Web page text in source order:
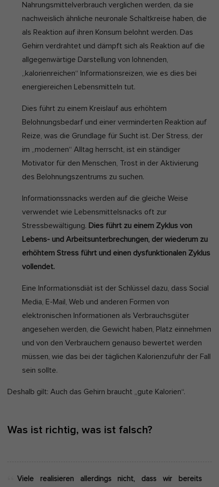
Nahrungsmittelverbrauch verglichen werden, da sie
nachweislich ähnliche neuronale Schaltkreise haben, die
als Reaktion auf ihren Konsum belohnt werden. Das
Gehirn verdrahtet und dämpft sich als Reaktion auf die
allgegenwärtige Darstellung von lohnenden,
„kalorienreichen“ Informationsreizen, wie es dies bei
energiereichen Lebensmitteln tut.
Dies führt zu einem Kreislauf aus erhöhtem
Belohnungsbedarf und einer verminderten Reaktion auf
Reize, was die Grundlage für Sucht ist. Der Stress, der
im „modernen“ Alltag herrscht, ist ein ständiger
Motivator für den Menschen, Trost in der Aktivierung
des Belohnungszentrums zu suchen.
Informationssnacks werden auf die gleiche Weise
verwendet wie Lebensmittelsnacks oft zur
Stressbewältigung. Dies führt zu einem Zyklus von
Lebens- und Arbeitsunterbrechungen, der wiederum zu
erhöhtem Stress führt und einen dysfunktionalen Zyklus
vollendet.
Eine Informationsdiät ist der Schlüssel dazu, dass Social
Media, E-Mail, Web und anderen Formen von
elektronischen Informationen als Verbrauchsgüter
angesehen werden, die Gewicht haben, Platz einnehmen
und von den Verbrauchern genauso bewertet werden
müssen, wie das bei der täglichen Kalorienzufuhr der Fall
sein sollte.
Deshalb gilt: Auch das Gehirn braucht „gute Kalorien“.
Was ist richtig, was ist falsch?
Viele realisieren allerdings nicht, dass wir bereits